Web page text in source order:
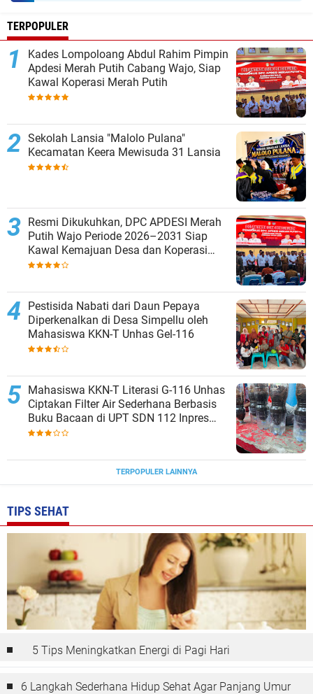
TERPOPULER
Kades Lompoloang Abdul Rahim Pimpin
Apdesi Merah Putih Cabang Wajo, Siap
Kawal Koperasi Merah Putih
Sekolah Lansia "Malolo Pulana"
Kecamatan Keera Mewisuda 31 Lansia
Resmi Dikukuhkan, DPC APDESI Merah
Putih Wajo Periode 2026–2031 Siap
Kawal Kemajuan Desa dan Koperasi
Merah Putih
Pestisida Nabati dari Daun Pepaya
Diperkenalkan di Desa Simpellu oleh
Mahasiswa KKN-T Unhas Gel-116
Mahasiswa KKN-T Literasi G-116 Unhas
Ciptakan Filter Air Sederhana Berbasis
Buku Bacaan di UPT SDN 112 Inpres
Bontomanai
TERPOPULER LAINNYA
TIPS SEHAT
5 Tips Meningkatkan Energi di Pagi Hari
6 Langkah Sederhana Hidup Sehat Agar Panjang Umur